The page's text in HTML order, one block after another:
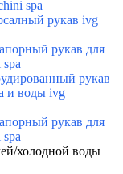
spa
рукав ivg
рукав для
рукав
и воды ivg
рукав для
холодной воды